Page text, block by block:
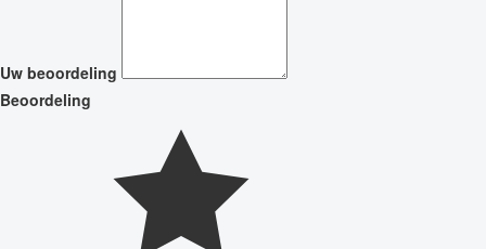
Uw beoordeling
Beoordeling